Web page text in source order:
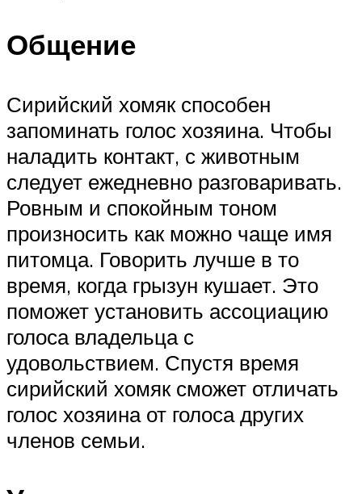
Общение
Сирийский хомяк способен
запоминать голос хозяина. Чтобы
наладить контакт, с животным
следует ежедневно разговаривать.
Ровным и спокойным тоном
произносить как можно чаще имя
питомца. Говорить лучше в то
время, когда грызун кушает. Это
поможет установить ассоциацию
голоса владельца с
удовольствием. Спустя время
сирийский хомяк сможет отличать
голос хозяина от голоса других
членов семьи.